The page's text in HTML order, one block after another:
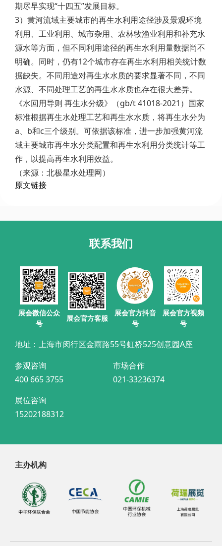
期尽早实现“十四五”发展目标。
3）黄河流域主要城市的再生水利用途径涉及景观环境
利用、工业利用、城市杂用、农林牧渔业利用和补充水
源水等方面，但不同利用途径的再生水利用量数据尚不
明确。同时，仍有12个城市存在再生水利用相关统计数
据缺失。不同用途对再生水水质的要求显著不同，不同
水源、不同处理工艺的再生水水质也存在很大差异。
《水回用导则 再生水分级》（gb/t 41018-2021）国家
标准根据再生水处理工艺和再生水水质，将再生水分为
a、b和c三个级别。可依据该标准，进一步加强黄河流
域主要城市再生水分类配置和再生水利用分类统计等工
作，以提高再生水利用效益。
（来源：北极星水处理网）
原文链接
联系我们
展会微信公众
号
展会官方客服
展会官方抖音
号
展会官方视频
号
地址：上海市闵行区金雨路55号虹桥525创意园A座
参观咨询
400 665 3755
市场合作
021-33236374
展位咨询
15202188312
主办机构